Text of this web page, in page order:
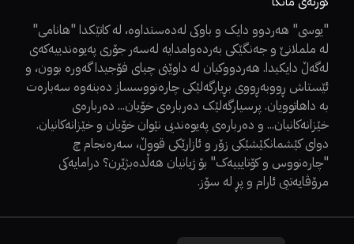
"یوسی" هەردوو دایک و باوکی لەدەستداوە، لە کاتێکدا "هانامی"
لە ململانێ و جەنگێکی بەردەوامدایە لەسەر جۆری پەیوەندییەکەی
لەگەڵ دایکیدا. هەردووکیان لە داوێنی چیای فۆجیدا گەورە بوون، و
ئێستاش ڕووبەڕووی بڕیارگەلێکی چارەنووسساز دەبنەوە سەبارەت
بە داهاتوویان. پرسیارگەلێک دەربارەی خۆیان... دەربارەی
خێزانەکانیان... و دەربارەی پەیوەندیی نێوان خۆیان و خێزانەکانیان.
دوای کێشمانکێشێکی زۆر و ئازارێکی قووڵ، سەرەنجام چ
"چارەنووس و کۆتایییەک" بۆ ژیانیان هەڵدەبژێرن؟ درامایەکی
مرۆڤایەتیی ئارام و پڕ لە سۆز.